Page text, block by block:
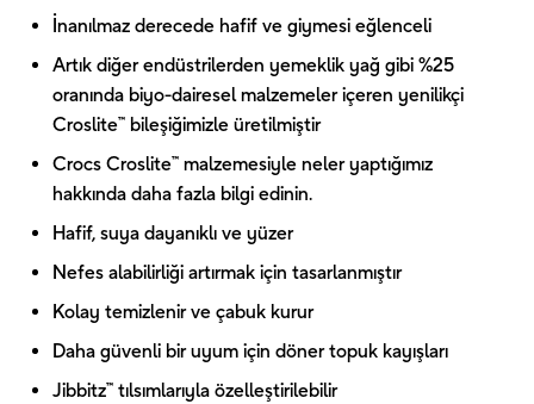
İnanılmaz derecede hafif ve giymesi eğlenceli
Artık diğer endüstrilerden yemeklik yağ gibi %25
oranında biyo-dairesel malzemeler içeren yenilikçi
Croslite™ bileşiğimizle üretilmiştir
Crocs Croslite™ malzemesiyle neler yaptığımız
hakkında daha fazla bilgi edinin.
Hafif, suya dayanıklı ve yüzer
Nefes alabilirliği artırmak için tasarlanmıştır
Kolay temizlenir ve çabuk kurur
Daha güvenli bir uyum için döner topuk kayışları
Jibbitz™ tılsımlarıyla özelleştirilebilir